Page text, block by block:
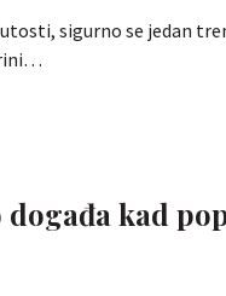
sigurno se jedan
događa kad